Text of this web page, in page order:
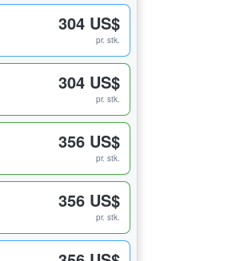
304 US$
pr. stk.
304 US$
pr. stk.
356 US$
pr. stk.
356 US$
pr. stk.